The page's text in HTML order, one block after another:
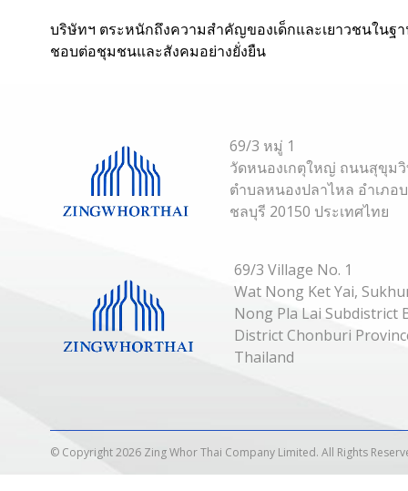
บริษัทฯ ตระหนักถึงความสำคัญของเด็กและเยาวชนในฐ
ชอบต่อชุมชนและสังคมอย่างยั่งยืน
69/3 หมู่ 1
วัดหนองเกตุใหญ่ ถนนสุขุม
ตำบลหนองปลาไหล อำเภอ
ชลบุรี 20150 ประเทศไทย
69/3 Village No. 1
Wat Nong Ket Yai,
Nong Pla Lai Subdistrict
District Chonburi
Thailand
© Copyright 2026 Zing Whor Thai Company Limited. All Rights